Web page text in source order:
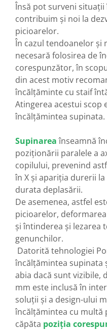
Însă pot surveni situații
contribuim și noi la
picioarelor.
În cazul tendoanelor și
necesară folosirea de
corespunzător, în
din acest motiv
încălțăminte cu staif
Atingerea acestui scop
încălțămintea supinata.
Supinareaînseamnă
poziționării paralele a
copilului, prevenind
în X și apariția durerii
durata deplasării.
De asemenea, astfel
picioarelor,
și întinderea și lezarea
genunchilor.
Datorită tehnologiei
încălțămintea supinata
abia dacă sunt vizibile,
mm este inclusă în
soluții și a design-ului
încălțămintea cu multă
căpăta poziția